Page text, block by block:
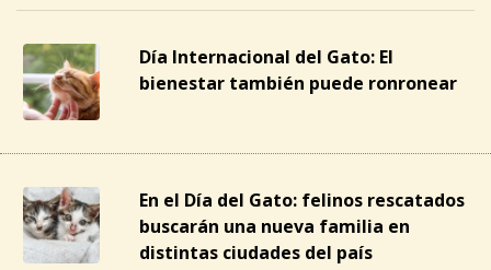
Día Internacional del Gato: El
bienestar también puede ronronear
En el Día del Gato: felinos rescatados
buscarán una nueva familia en
distintas ciudades del país